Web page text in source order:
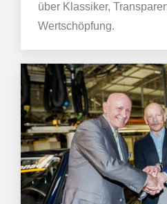
über Klassiker,
Wertschöpfung.